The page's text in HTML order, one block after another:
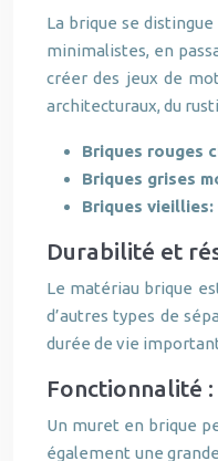
La brique se
minimalistes, en
créer des jeux de
architecturaux, du
Briques rouges
Briques grises
Briques vieillies:
Durabilité et
Le matériau brique
d’autres types de
durée de vie
Fonctionnalité
Un muret en brique
également une